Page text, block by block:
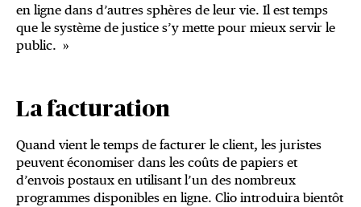
en ligne dans d’autres sphères de leur vie. Il est temps
que le système de justice s’y mette pour mieux servir le
public. »
La facturation
Quand vient le temps de facturer le client, les juristes
peuvent économiser dans les coûts de papiers et
d’envois postaux en utilisant l’un des nombreux
programmes dis­ponibles en ligne. Clio introduira bientôt